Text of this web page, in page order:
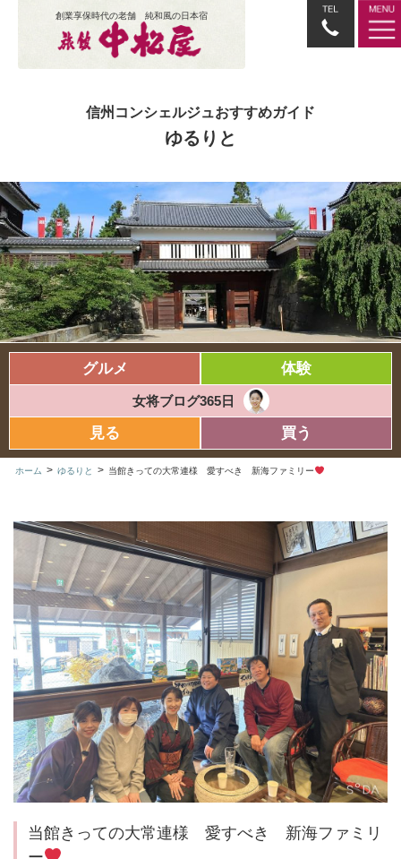
創業享保時代の老舗 純和風の日本宿
信州コンシェルジュおすすめガイド
ゆるりと
グルメ 体験
女将ブログ365日
見る 買う
ホーム > ゆるりと > 当館きっての大常連様 愛すべき 新海ファミリー
当館きっての大常連様 愛すべき 新海ファミリ